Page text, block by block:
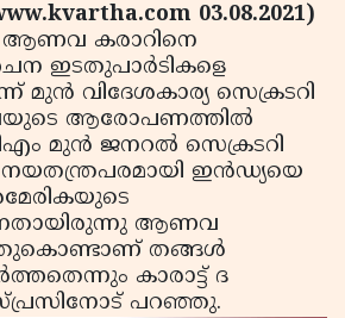
03.08.2021)
കരാറിനെ
ഇടതുപാര്‍ടികളെ
മുന്‍ വിദേശകാര്യ സെക്രടറി
ആരോപണത്തില്‍
മുന്‍ ജനറല്‍ സെക്രടറി
നയതന്ത്രപരമായി ഇന്‍ഡ്യയെ
ആണവ
തങ്ങള്‍
കാരാട്ട് ദ
പറഞ്ഞു.